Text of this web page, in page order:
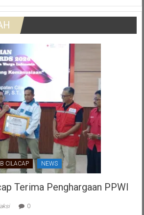
CILACAP NEWS
Terima Penghargaan PPWI
0